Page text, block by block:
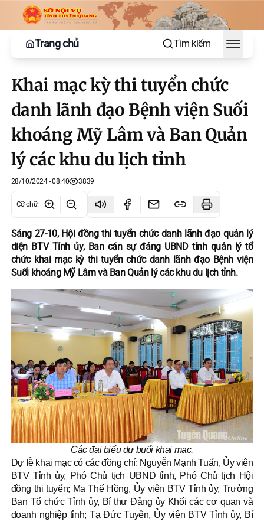
Trang chủ Tìm kiếm
Toggle
Khai mạc kỳ thi tuyển chức
danh lãnh đạo Bệnh viện Suối
khoáng Mỹ Lâm và Ban Quản
lý các khu du lịch tỉnh
28/10/2024 - 08:40 3839
Cỡ chữ:
Sáng 27-10, Hội đồng thi tuyển chức danh lãnh đạo quản lý
diện BTV Tỉnh ủy, Ban cán sự đảng UBND tỉnh quản lý tổ
chức khai mạc kỳ thi tuyển chức danh lãnh đạo Bệnh viện
Suối khoáng Mỹ Lâm và Ban Quản lý các khu du lịch tỉnh.
Các đại biểu dự buổi khai mạc.
Dự lễ khai mạc có các đồng chí: Nguyễn Mạnh Tuấn, Ủy viên
BTV Tỉnh ủy, Phó Chủ tịch UBND tỉnh, Phó Chủ tịch Hội
đồng thi tuyển; Ma Thế Hồng, Ủy viên BTV Tỉnh ủy, Trưởng
Ban Tổ chức Tỉnh ủy, Bí thư Đảng ủy Khối các cơ quan và
doanh nghiệp tỉnh; Tạ Đức Tuyên, Ủy viên BTV Tỉnh ủy, Bí